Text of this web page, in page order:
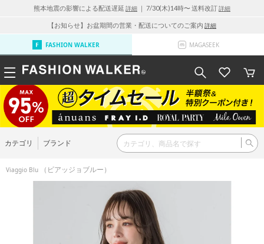
熊本地震の影響による配送遅延 詳細 ｜ 7/30(木)14時〜 送料改訂詳細
【お知らせ】お盆期間の営業・配送についてのご案内 詳細
FASHION WALKER MAGASEEK
カテゴリ ブランド
Viaggio Blu （ビアッジョブルー）